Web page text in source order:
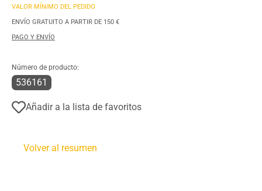
VALOR MÍNIMO DEL PEDIDO
ENVÍO GRATUITO A PARTIR DE 150 €
PAGO Y ENVÍO
Número de producto:
536161
Añadir a la lista de favoritos
Volver al resumen